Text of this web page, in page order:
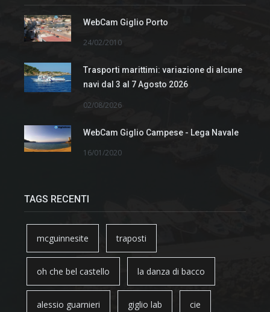
WebCam Giglio Porto
24/02/2010
Trasporti marittimi: variazione di alcune
navi dal 3 al 7 Agosto 2026
02/08/2026
WebCam Giglio Campese - Lega Navale
16/01/2020
TAGS RECENTI
mcguinnesite traposti
oh che bel castello la danza di bacco
alessio guarnieri giglio lab cie